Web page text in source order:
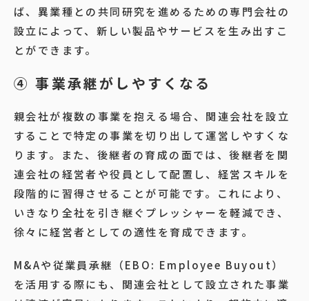
ば、異業種との共同研究を進めるための専門会社の
設立によって、新しい製品やサービスを生み出すこ
とができます。
④ 事業承継がしやすくなる
親会社が複数の事業を抱える場合、関連会社を設立
することで特定の事業を切り出して運営しやすくな
ります。また、後継者の育成の面では、後継者を関
連会社の経営者や役員として配置し、経営スキルを
段階的に習得させることが可能です。これにより、
いきなり全社を引き継ぐプレッシャーを軽減でき、
徐々に経営者としての適性を育成できます。
M&Aや従業員承継（EBO: Employee Buyout）
を活用する際にも、関連会社として設立された事業